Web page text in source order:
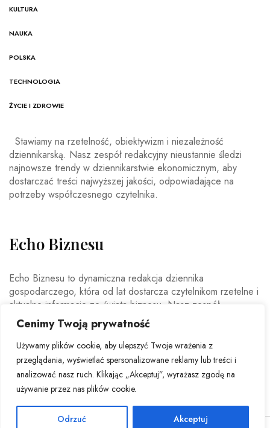
Cenimy Twoją prywatność
Używamy plików cookie, aby ulepszyć Twoje wrażenia z
przeglądania, wyświetlać spersonalizowane reklamy lub treści i
analizować nasz ruch. Klikając „Akceptuj”, wyrażasz zgodę na
używanie przez nas plików cookie.
Odrzuć Akceptuj
KULTURA
NAUKA
POLSKA
TECHNOLOGIA
ŻYCIE I ZDROWIE
Stawiamy na rzetelność, obiektywizm i niezależność
dziennikarską. Nasz zespół redakcyjny nieustannie śledzi
najnowsze trendy w dziennikarstwie ekonomicznym, aby
dostarczać treści najwyższej jakości, odpowiadające na
potrzeby współczesnego czytelnika.
Echo Biznesu
Echo Biznesu to dynamiczna redakcja dziennika
gospodarczego, która od lat dostarcza czytelnikom rzetelne i
aktualne informacje ze świata biznesu. Nasz zespół
doświadczonych dziennikarzy i ekspertów ekonomicznych
codziennie analizuje najważniejsze wydarzenia rynkowe,
trendy gospodarcze oraz decyzje mające wpływ na polską i
światową ekonomię.
© Copyright 2026 - Echo Biznesu . All Rights Reserved